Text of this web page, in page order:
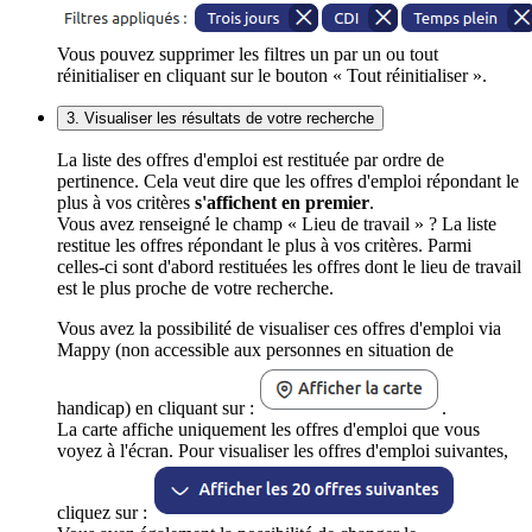
Vous pouvez supprimer les filtres un par un ou tout
réinitialiser en cliquant sur le bouton « Tout réinitialiser ».
3. Visualiser les résultats de votre recherche
La liste des offres d'emploi est restituée par ordre de
pertinence. Cela veut dire que les offres d'emploi répondant le
plus à vos critères s'affichent en premier.
Vous avez renseigné le champ « Lieu de travail » ? La liste
restitue les offres répondant le plus à vos critères. Parmi
celles-ci sont d'abord restituées les offres dont le lieu de travail
est le plus proche de votre recherche.
Vous avez la possibilité de visualiser ces offres d'emploi via
Mappy (non accessible aux personnes en situation de
handicap) en cliquant sur :
.
La carte affiche uniquement les offres d'emploi que vous
voyez à l'écran. Pour visualiser les offres d'emploi suivantes,
cliquez sur :